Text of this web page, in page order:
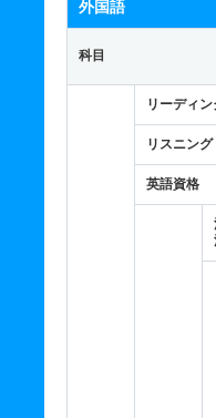
外国語
科目
リーディン
リスニング
英語資格